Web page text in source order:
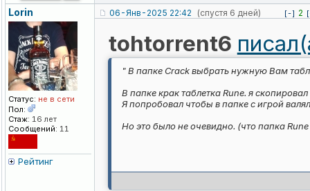
Lorin
Статус: не в сети
Пол:
Стаж: 16 лет
Сообщений: 11
Рейтинг
06-Янв-2025 22:42 (спустя 6 дней) [-] 2
tohtorrent6
" В папке Crack выбрать нужную Вам
В папке крак таблетка Rune. я
Я попробовал чтобы в папке с игрой
Но это было не очевидно. (что папка